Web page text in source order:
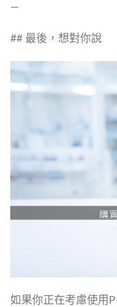
—
## 最後，想對你說
如果你正在考慮使用